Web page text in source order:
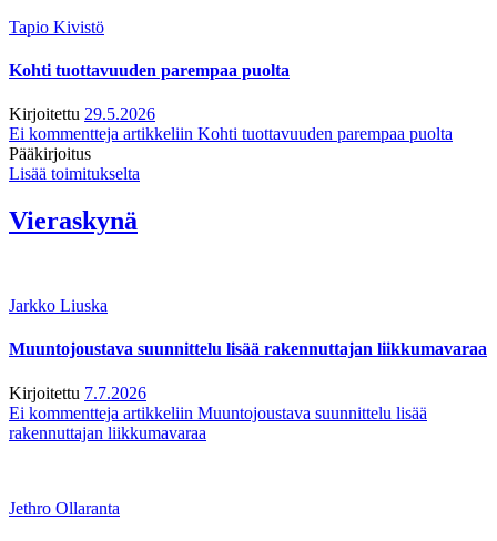
Tapio Kivistö
Kohti tuottavuuden parempaa puolta
Kirjoitettu 29.5.2026
Ei kommentteja artikkeliin Kohti tuottavuuden parempaa puolta
Pääkirjoitus
Lisää toimitukselta
Vieraskynä
Jarkko Liuska
Muuntojoustava suunnittelu lisää rakennuttajan liikkumavaraa
Kirjoitettu 7.7.2026
Ei kommentteja artikkeliin Muuntojoustava suunnittelu lisää
rakennuttajan liikkumavaraa
Jethro Ollaranta